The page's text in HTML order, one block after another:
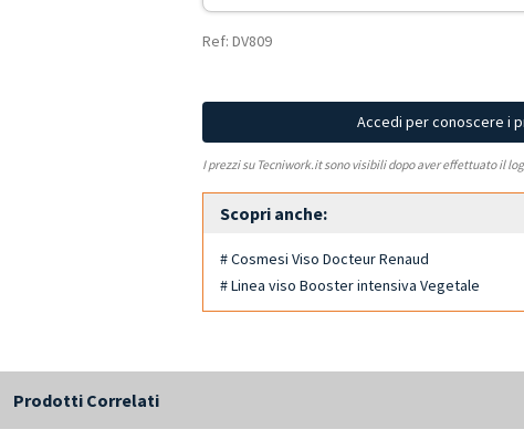
Ref: DV809
Accedi per conoscere i
I prezzi su Tecniwork.it sono visibili dopo aver effettuato il
Scopri anche:
# Cosmesi Viso Docteur Renaud
# Linea viso Booster intensiva Vegetale
Prodotti Correlati